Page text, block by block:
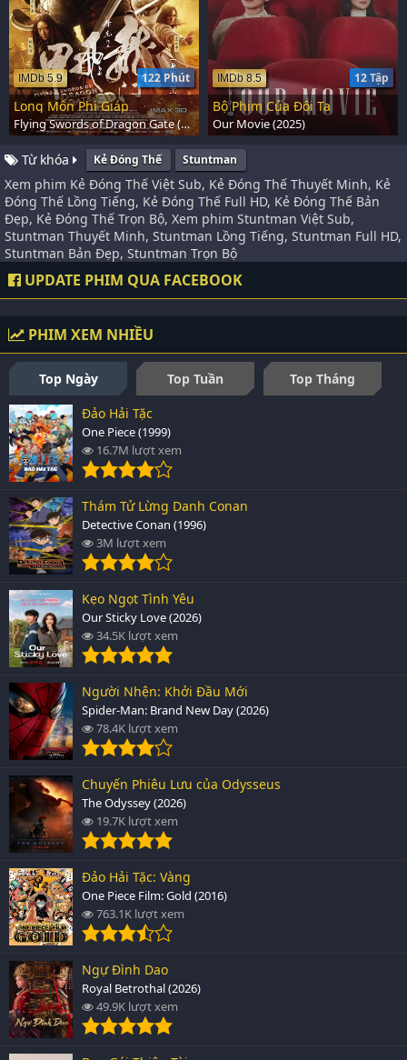
122 Phút
IMDb 5.9
Long Môn Phi Giáp
Flying Swords of Dragon Gate (2011)
12 Tập
IMDb 8.5
Bộ Phim Của Đôi Ta
Our Movie (2025)
Từ khóa Kẻ Đóng Thế Stuntman
Xem phim Kẻ Đóng Thế Việt Sub, Kẻ Đóng Thế Thuyết Minh, Kẻ
Đóng Thế Lồng Tiếng, Kẻ Đóng Thế Full HD, Kẻ Đóng Thế Bản
Đẹp, Kẻ Đóng Thế Trọn Bộ, Xem phim Stuntman Việt Sub,
Stuntman Thuyết Minh, Stuntman Lồng Tiếng, Stuntman Full HD,
Stuntman Bản Đẹp, Stuntman Trọn Bộ
UPDATE PHIM QUA FACEBOOK
PHIM XEM NHIỀU
Top Ngày Top Tuần
Top Tháng
Đảo Hải Tặc
One Piece (1999)
16.7M lượt xem
Thám Tử Lừng Danh Conan
Detective Conan (1996)
3M lượt xem
Kẹo Ngọt Tình Yêu
Our Sticky Love (2026)
34.5K lượt xem
Người Nhện: Khởi Đầu Mới
Spider-Man: Brand New Day (2026)
78.4K lượt xem
Chuyến Phiêu Lưu của Odysseus
The Odyssey (2026)
19.7K lượt xem
Đảo Hải Tặc: Vàng
One Piece Film: Gold (2016)
763.1K lượt xem
Ngự Đình Dao
Royal Betrothal (2026)
49.9K lượt xem